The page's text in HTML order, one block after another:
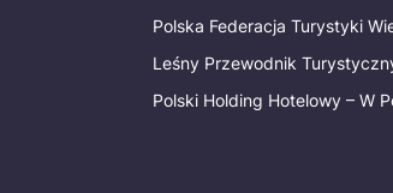
Polska Federacja Turystyki
Leśny Przewodnik
Polski Holding Hotelowy – W